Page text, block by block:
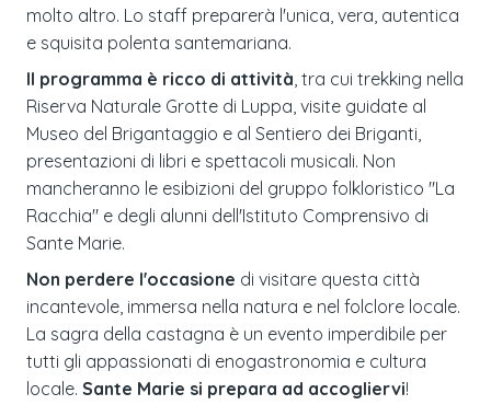
molto altro. Lo staff preparerà l'unica, vera, autentica
e squisita polenta santemariana.
Il programma è ricco di attività , tra cui trekking nella
Riserva Naturale Grotte di Luppa, visite guidate al
Museo del Brigantaggio e al Sentiero dei Briganti,
presentazioni di libri e spettacoli musicali. Non
mancheranno le esibizioni del gruppo folkloristico "La
Racchia" e degli alunni dell'Istituto Comprensivo di
Sante Marie.
Non perdere l'occasione di visitare questa città
incantevole, immersa nella natura e nel folclore locale.
La sagra della castagna è un evento imperdibile per
tutti gli appassionati di enogastronomia e cultura
locale. Sante Marie si prepara ad accogliervi!